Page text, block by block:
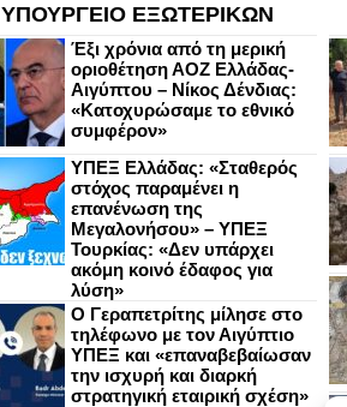
ΥΠΟΥΡΓΕΙΟ ΕΞΩΤΕΡΙΚΩΝ
Έξι χρόνια από τη μερική
οριοθέτηση ΑΟΖ Ελλάδας-
Αιγύπτου – Νίκος Δένδιας:
«Κατοχυρώσαμε το εθνικό
συμφέρον»
ΥΠΕΞ Ελλάδας: «Σταθερός
στόχος παραμένει η
επανένωση της
Μεγαλονήσου» – ΥΠΕΞ
Τουρκίας: «Δεν υπάρχει
ακόμη κοινό έδαφος για
λύση»
Ο Γεραπετρίτης μίλησε στο
τηλέφωνο με τον Αιγύπτιο
ΥΠΕΞ και «επαναβεβαίωσαν
την ισχυρή και διαρκή
στρατηγική εταιρική σχέση»